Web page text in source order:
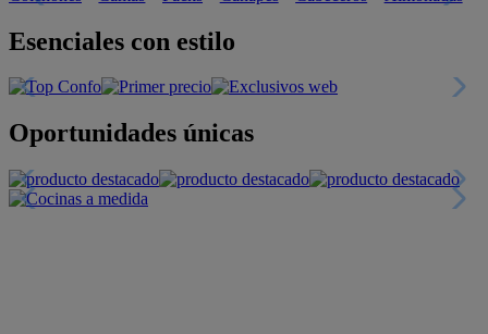
Esenciales con estilo
Oportunidades únicas